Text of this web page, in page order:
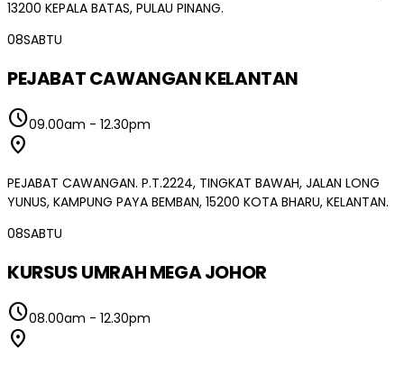
13200 KEPALA BATAS, PULAU PINANG.
08SABTU
PEJABAT CAWANGAN KELANTAN
schedule09.00am - 12.30pm
location_on
PEJABAT CAWANGAN. P.T.2224, TINGKAT BAWAH, JALAN LONG
YUNUS, KAMPUNG PAYA BEMBAN, 15200 KOTA BHARU, KELANTAN.
08SABTU
KURSUS UMRAH MEGA JOHOR
schedule08.00am - 12.30pm
location_on